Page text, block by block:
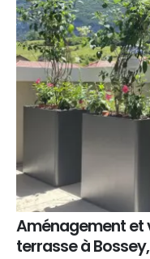
Aménagement et
terrasse à